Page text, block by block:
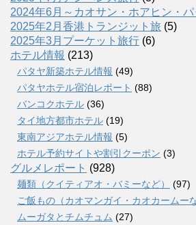
2024年6月～カオサン・ホアヒン・
2025年2月香港トランジット旅 (5)
2025年3月プーケット旅行 (6)
ホテル情報 (213)
パタヤ新築ホテル情報 (49)
パタヤホテル宿泊レポート (88)
バンコクホテル (36)
タイ地方都市ホテル (19)
東南アジアホテル情報 (5)
ホテル予約サイトや割引クーポン (3)
グルメレポート (928)
麺類（クイティアオ・バミーなど）
(97)
ご飯もの（カオマンガイ・カオカームーな
ムーガタとチムチュム (27)